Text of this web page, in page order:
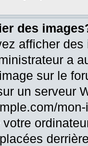
des
afficher
a
sur le
un serveur